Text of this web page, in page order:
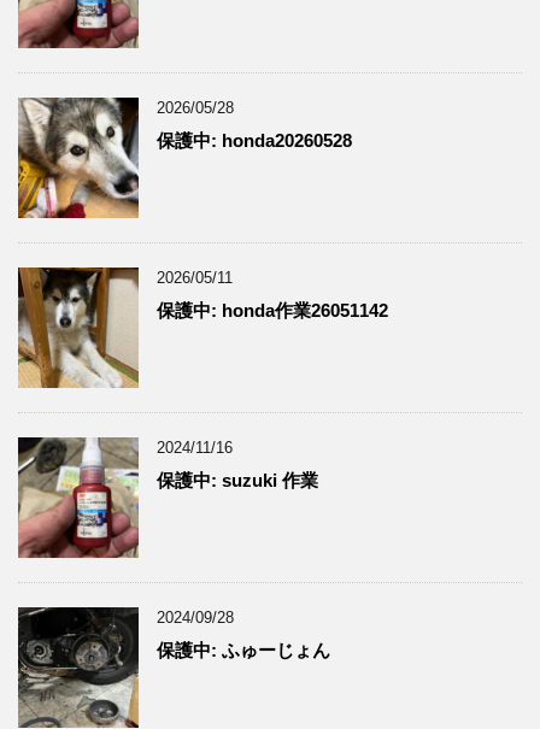
2026/05/28
保護中: honda20260528
2026/05/11
保護中: honda作業26051142
2024/11/16
保護中: suzuki 作業
2024/09/28
保護中: ふゅーじょん